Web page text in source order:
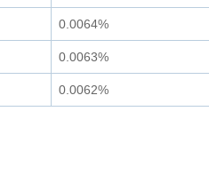
0.0064%
0.0063%
0.0062%